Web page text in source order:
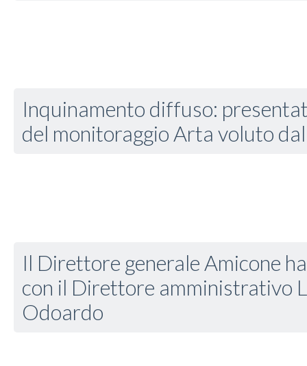
Inquinamento diffuso:
del monitoraggio Arta voluto
Il Direttore generale Amicone
con il Direttore amministrativo
Odoardo